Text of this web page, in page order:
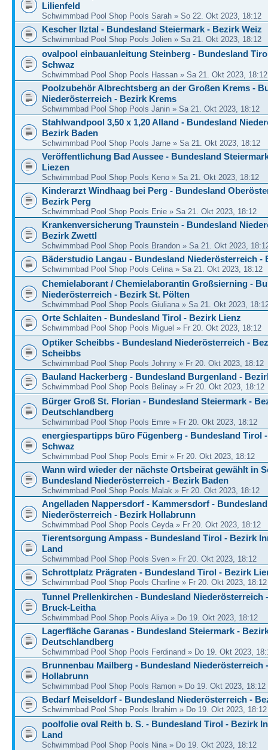
Lilienfeld
Schwimmbad Pool Shop Pools Sarah » So 22. Okt 2023, 18:12
Kescher Ilztal - Bundesland Steiermark - Bezirk Weiz
Schwimmbad Pool Shop Pools Jolien » Sa 21. Okt 2023, 18:12
ovalpool einbauanleitung Steinberg - Bundesland
Schwaz
Schwimmbad Pool Shop Pools Hassan » Sa 21. Okt 2023, 18:12
Poolzubehör Albrechtsberg an der Großen Krems -
Niederösterreich - Bezirk Krems
Schwimmbad Pool Shop Pools Janin » Sa 21. Okt 2023, 18:12
Stahlwandpool 3,50 x 1,20 Alland - Bundesland
Bezirk Baden
Schwimmbad Pool Shop Pools Jarne » Sa 21. Okt 2023, 18:12
Veröffentlichung Bad Aussee - Bundesland
Liezen
Schwimmbad Pool Shop Pools Keno » Sa 21. Okt 2023, 18:12
Kinderarzt Windhaag bei Perg - Bundesland
Bezirk Perg
Schwimmbad Pool Shop Pools Enie » Sa 21. Okt 2023, 18:12
Krankenversicherung Traunstein - Bundesland
Bezirk Zwettl
Schwimmbad Pool Shop Pools Brandon » Sa 21. Okt 2023,
Bäderstudio Langau - Bundesland Niederösterreich -
Schwimmbad Pool Shop Pools Celina » Sa 21. Okt 2023, 18:12
Chemielaborant / Chemielaborantin Großsierning -
Niederösterreich - Bezirk St. Pölten
Schwimmbad Pool Shop Pools Giuliana » Sa 21. Okt 2023,
Orte Schlaiten - Bundesland Tirol - Bezirk Lienz
Schwimmbad Pool Shop Pools Miguel » Fr 20. Okt 2023, 18:12
Optiker Scheibbs - Bundesland Niederösterreich -
Scheibbs
Schwimmbad Pool Shop Pools Johnny » Fr 20. Okt 2023, 18:12
Bauland Hackerberg - Bundesland Burgenland -
Schwimmbad Pool Shop Pools Belinay » Fr 20. Okt 2023, 18:12
Bürger Groß St. Florian - Bundesland Steiermark -
Deutschlandberg
Schwimmbad Pool Shop Pools Emre » Fr 20. Okt 2023, 18:12
energiespartipps büro Fügenberg - Bundesland Tirol
Schwaz
Schwimmbad Pool Shop Pools Emir » Fr 20. Okt 2023, 18:12
Wann wird wieder der nächste Ortsbeirat gewählt in
Bundesland Niederösterreich - Bezirk Baden
Schwimmbad Pool Shop Pools Malak » Fr 20. Okt 2023, 18:12
Angelladen Nappersdorf - Kammersdorf - Bundesland
Niederösterreich - Bezirk Hollabrunn
Schwimmbad Pool Shop Pools Ceyda » Fr 20. Okt 2023, 18:12
Tierentsorgung Ampass - Bundesland Tirol - Bezirk
Land
Schwimmbad Pool Shop Pools Sven » Fr 20. Okt 2023, 18:12
Schrottplatz Prägraten - Bundesland Tirol - Bezirk
Schwimmbad Pool Shop Pools Charline » Fr 20. Okt 2023, 18:12
Tunnel Prellenkirchen - Bundesland Niederösterreich
Bruck-Leitha
Schwimmbad Pool Shop Pools Aliya » Do 19. Okt 2023, 18:12
Lagerfläche Garanas - Bundesland Steiermark -
Deutschlandberg
Schwimmbad Pool Shop Pools Ferdinand » Do 19. Okt 2023,
Brunnenbau Mailberg - Bundesland Niederösterreich
Hollabrunn
Schwimmbad Pool Shop Pools Ramon » Do 19. Okt 2023, 18:12
Bedarf Meiseldorf - Bundesland Niederösterreich -
Schwimmbad Pool Shop Pools Ibrahim » Do 19. Okt 2023, 18:12
poolfolie oval Reith b. S. - Bundesland Tirol - Bezirk
Land
Schwimmbad Pool Shop Pools Nina » Do 19. Okt 2023, 18:12